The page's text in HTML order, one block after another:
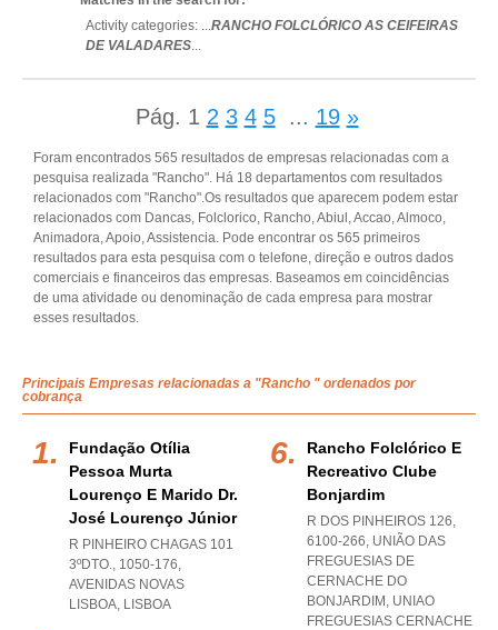
Activity categories: ...RANCHO FOLCLÓRICO AS CEIFEIRAS
DE VALADARES...
Pág. 1 2 3 4 5 ... 19 »
Foram encontrados 565 resultados de empresas relacionadas com a
pesquisa realizada "Rancho". Há 18 departamentos com resultados
relacionados com "Rancho".Os resultados que aparecem podem estar
relacionados com Dancas, Folclorico, Rancho, Abiul, Accao, Almoco,
Animadora, Apoio, Assistencia. Pode encontrar os 565 primeiros
resultados para esta pesquisa com o telefone, direção e outros dados
comerciais e financeiros das empresas. Baseamos em coincidências
de uma atividade ou denominação de cada empresa para mostrar
esses resultados.
Principais Empresas relacionadas a "Rancho " ordenados por
cobrança
Fundação Otília
Pessoa Murta
Lourenço E Marido Dr.
José Lourenço Júnior
R PINHEIRO CHAGAS 101
3ºDTO., 1050-176,
AVENIDAS NOVAS
LISBOA, LISBOA
Rancho Folclórico E
Recreativo Clube
Bonjardim
R DOS PINHEIROS 126,
6100-266, UNIÃO DAS
FREGUESIAS DE
CERNACHE DO
BONJARDIM , UNIAO
FREGUESIAS CERNACHE